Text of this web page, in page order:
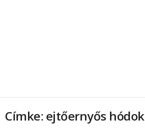
Címke: ejtőernyős hódok